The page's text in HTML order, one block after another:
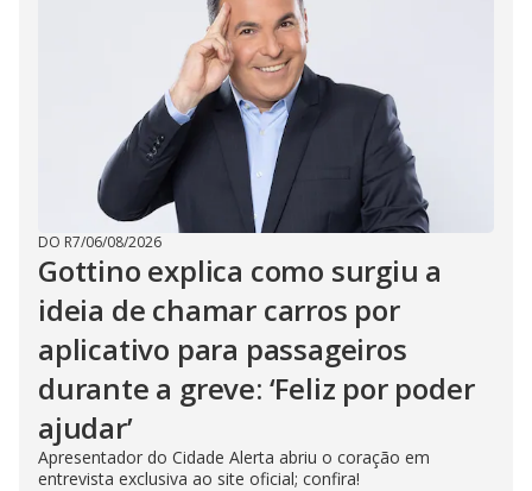
DO R7/06/08/2026
Gottino explica como surgiu a
ideia de chamar carros por
aplicativo para passageiros
durante a greve: ‘Feliz por poder
ajudar’
Apresentador do Cidade Alerta abriu o coração em
entrevista exclusiva ao site oficial; confira!